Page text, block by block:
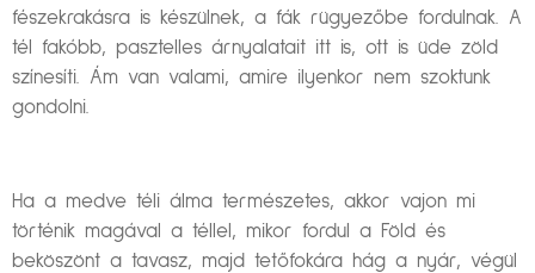
fészekrakásra is készülnek, a fák rügyezőbe fordulnak. A
tél fakóbb, pasztelles árnyalatait itt is, ott is üde zöld
színesíti. Ám van valami, amire ilyenkor nem szoktunk
gondolni.
Ha a medve téli álma természetes, akkor vajon mi
történik magával a téllel, mikor fordul a Föld és
beköszönt a tavasz, majd tetőfokára hág a nyár, végül